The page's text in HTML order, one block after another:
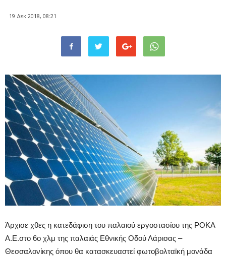
19 Δεκ 2018, 08:21
Άρχισε χθες η κατεδάφιση του παλαιού εργοστασίου της ΡΟΚΑ
Α.Ε.στο 6ο χλμ της παλαιάς Εθνικής Οδού Λάρισας –
Θεσσαλονίκης όπου θα κατασκευαστεί φωτοβολταϊκή μονάδα